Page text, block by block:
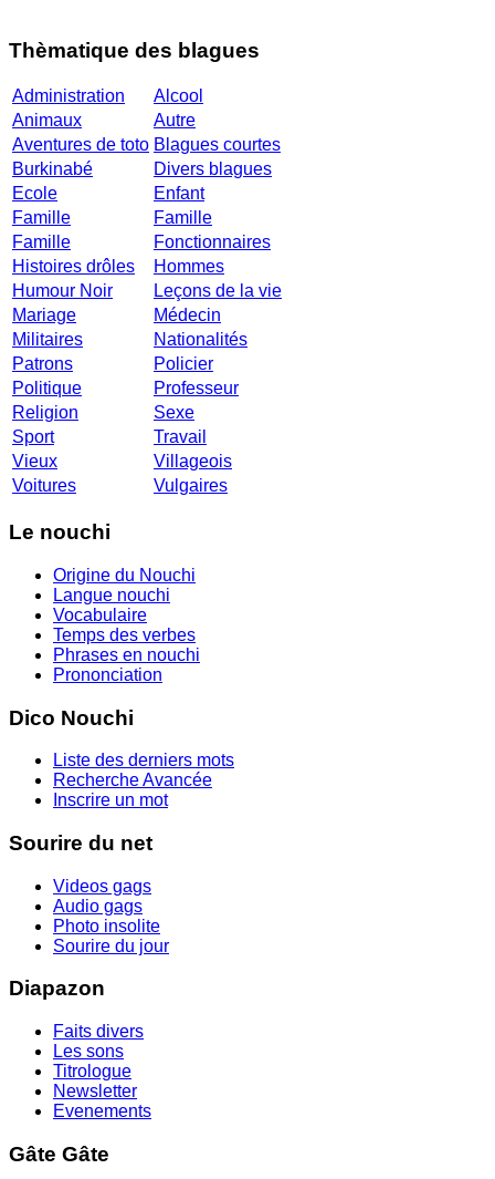
Thèmatique des blagues
Administration
Alcool
Animaux
Autre
Aventures de toto Blagues courtes
Burkinabé
Divers blagues
Ecole
Enfant
Famille
Famille
Famille
Fonctionnaires
Histoires drôles
Hommes
Humour Noir
Leçons de la vie
Mariage
Médecin
Militaires
Nationalités
Patrons
Policier
Politique
Professeur
Religion
Sexe
Sport
Travail
Vieux
Villageois
Voitures
Vulgaires
Le nouchi
Origine du Nouchi
Langue nouchi
Vocabulaire
Temps des verbes
Phrases en nouchi
Prononciation
Dico Nouchi
Liste des derniers mots
Recherche Avancée
Inscrire un mot
Sourire du net
Videos gags
Audio gags
Photo insolite
Sourire du jour
Diapazon
Faits divers
Les sons
Titrologue
Newsletter
Evenements
Gâte Gâte